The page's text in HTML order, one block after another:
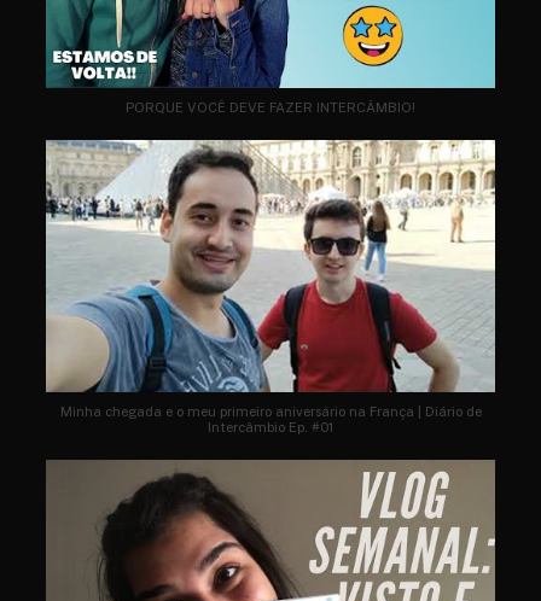
PORQUE VOCÊ DEVE FAZER INTERCÂMBIO!
Minha chegada e o meu primeiro aniversário na França | Diário de
Intercâmbio Ep. #01